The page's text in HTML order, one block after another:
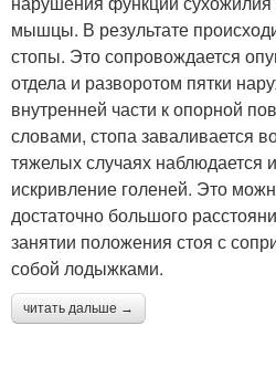
мышцы. В результате
стопы. Это сопровождается
отдела и разворотом пятки
внутренней части к опорной
словами, стопа заваливается
тяжелых случаях наблюдается
искривление голеней. Это
достаточно большого
занятии положения стоя с
собой лодыжками.
читать дальше →